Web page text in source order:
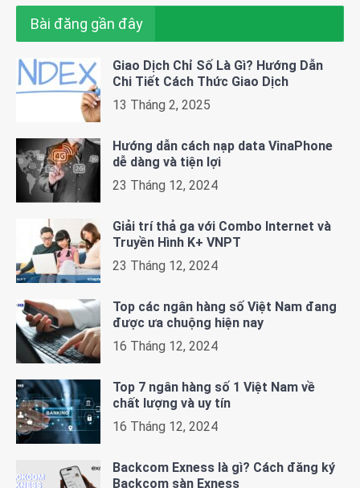
Bài đăng gần đây
Giao Dịch Chỉ Số Là Gì? Hướng Dẫn
Chi Tiết Cách Thức Giao Dịch
13 Tháng 2, 2025
Hướng dẫn cách nạp data VinaPhone
dễ dàng và tiện lợi
23 Tháng 12, 2024
Giải trí thả ga với Combo Internet và
Truyền Hình K+ VNPT
23 Tháng 12, 2024
Top các ngân hàng số Việt Nam đang
được ưa chuộng hiện nay
16 Tháng 12, 2024
Top 7 ngân hàng số 1 Việt Nam về
chất lượng và uy tín
16 Tháng 12, 2024
Backcom Exness là gì? Cách đăng ký
Backcom sàn Exness